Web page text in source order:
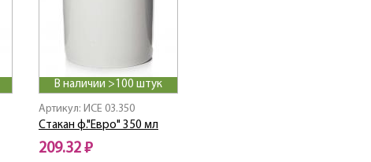
В наличии >100 штук
Артикул: ИСЕ 03.350
Стакан ф."Евро" 350 мл
209.32 ₽